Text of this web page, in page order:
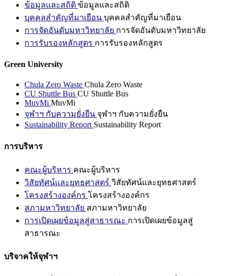
ข้อมูลและสถิติ ข้อมูลและสถิติ
บุคคลสำคัญที่มาเยือน บุคคลสำคัญที่มาเยือน
การจัดอันดับมหาวิทยาลัย การจัดอันดับมหาวิทยาลัย
การรับรองหลักสูตร การรับรองหลักสูตร
Green University
Chula Zero Waste Chula Zero Waste
CU Shuttle Bus CU Shuttle Bus
MuvMi MuvMi
จุฬาฯ กับความยั่งยืน จุฬาฯ กับความยั่งยืน
Sustainability Report Sustainability Report
การบริหาร
คณะผู้บริหาร คณะผู้บริหาร
วิสัยทัศน์และยุทธศาสตร์ วิสัยทัศน์และยุทธศาสตร์
โครงสร้างองค์กร โครงสร้างองค์กร
สภามหาวิทยาลัย สภามหาวิทยาลัย
การเปิดเผยข้อมูลสู่สาธารณะ การเปิดเผยข้อมูลสู่
สาธารณะ
บริจาคให้จุฬาฯ